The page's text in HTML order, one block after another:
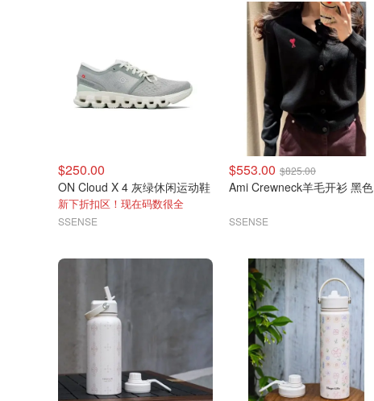
$250.00
ON Cloud X 4 灰绿休闲运动鞋
新下折扣区！现在码数很全
SSENSE
$553.00 $825.00
Ami Crewneck羊毛开衫 黑色
SSENSE